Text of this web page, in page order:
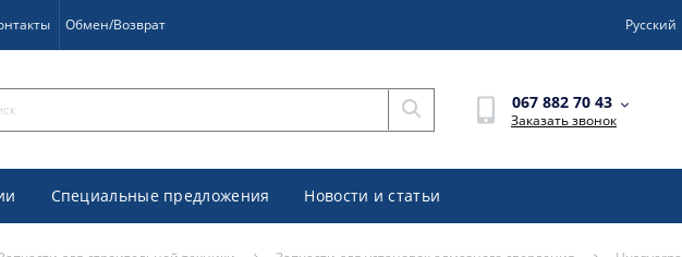
Обмен/Возврат Русский
067 882 70 43
Заказать звонок
Специальные предложения Новости и статьи